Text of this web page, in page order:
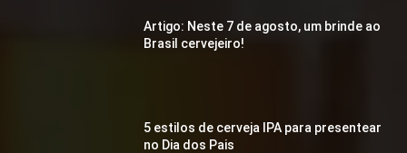
Artigo: Neste 7 de agosto, um brinde ao
Brasil cervejeiro!
5 estilos de cerveja IPA para presentear
no Dia dos Pais